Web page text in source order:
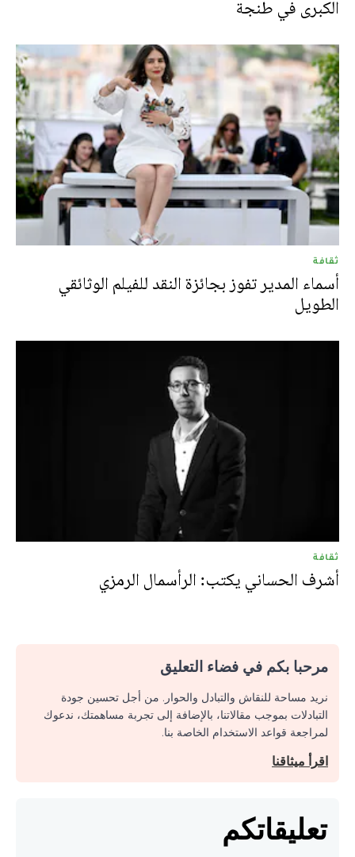
الكبرى في طنجة
ثقافة
أسماء المدير تفوز بجائزة النقد للفيلم الوثائقي
الطويل
ثقافة
أشرف الحساني يكتب: الرأسمال الرمزي
مرحبا بكم في فضاء التعليق
نريد مساحة للنقاش والتبادل والحوار. من أجل تحسين جودة
التبادلات بموجب مقالاتنا، بالإضافة إلى تجربة مساهمتك، ندعوك
لمراجعة قواعد الاستخدام الخاصة بنا.
اقرأ ميثاقنا
تعليقاتكم